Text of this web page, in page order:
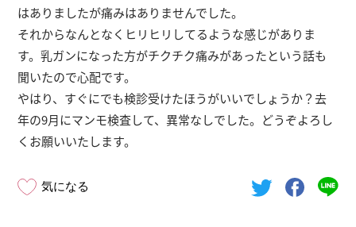
はありましたが痛みはありませんでした。
それからなんとなくヒリヒリしてるような感じがありま
す。乳ガンになった方がチクチク痛みがあったという話も
聞いたので心配です。
やはり、すぐにでも検診受けたほうがいいでしょうか？去
年の9月にマンモ検査して、異常なしでした。どうぞよろし
くお願いいたします。
気になる